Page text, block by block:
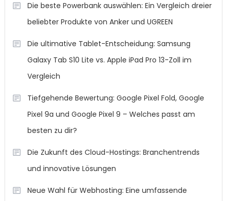
Die beste Powerbank auswählen: Ein Vergleich dreier
beliebter Produkte von Anker und UGREEN
Die ultimative Tablet-Entscheidung: Samsung
Galaxy Tab S10 Lite vs. Apple iPad Pro 13-Zoll im
Vergleich
Tiefgehende Bewertung: Google Pixel Fold, Google
Pixel 9a und Google Pixel 9 – Welches passt am
besten zu dir?
Die Zukunft des Cloud-Hostings: Branchentrends
und innovative Lösungen
Neue Wahl für Webhosting: Eine umfassende